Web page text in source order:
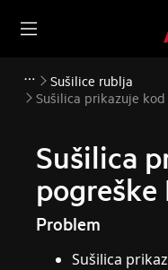
Sušilice rublja
Sušilica prikazuje
Sušilica
pogreške
Problem
Sušilica